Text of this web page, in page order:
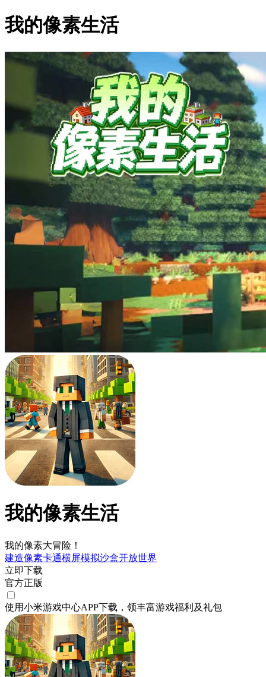
我的像素生活
我的像素生活
我的像素大冒险！
建造像素卡通横屏模拟沙盒开放世界
立即下载
官方正版
使用小米游戏中心APP下载 ，领丰富游戏福利 及礼包